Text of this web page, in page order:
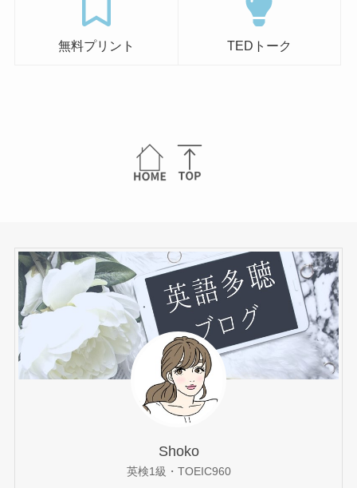
無料プリント TEDトーク
Shoko
英検1級・TOEIC960